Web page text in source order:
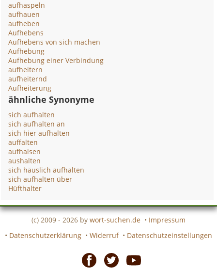
aufhaspeln
aufhauen
aufheben
Aufhebens
Aufhebens von sich machen
Aufhebung
Aufhebung einer Verbindung
aufheitern
aufheiternd
Aufheiterung
ähnliche Synonyme
sich aufhalten
sich aufhalten an
sich hier aufhalten
auffalten
aufhalsen
aushalten
sich häuslich aufhalten
sich aufhalten über
Hüfthalter
(c) 2009 - 2026 by wort-suchen.de • Impressum
• Datenschutzerklärung • Widerruf • Datenschutzeinstellungen